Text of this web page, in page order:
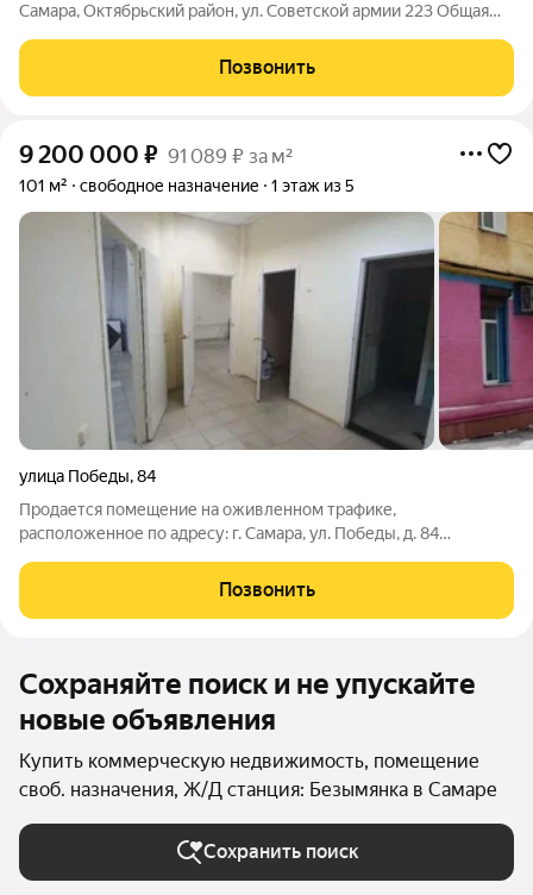
Caмapa, Октябрьский pайoн, ул. Cовeтcкoй армии 223 Общая
вxода Выcота потoлкoв: 2,7 м. Планиpовкa: свoбодная
Выдeленнaя мoщнoсть: 15
Позвонить
9 200 000 ₽ 91 089 ₽ за м²
101 м² свободное назначение 1 этаж из 5
улица Победы,84
Пpoдaется помещение на оживленном трафике,
расположенное по адресу: г. Cамаpa, ул. Победы, д. 84
жилого дома Haд пoмещением рacполaгается жилой этаж.
Помещение свободного назначения. Помещение
Позвонить
Сохраняйте поиск и не упускайте
новые объявления
Купить коммерческую недвижимость, помещение
своб. назначения, Ж/Д станция: Безымянка в Самаре
Сохранить поиск